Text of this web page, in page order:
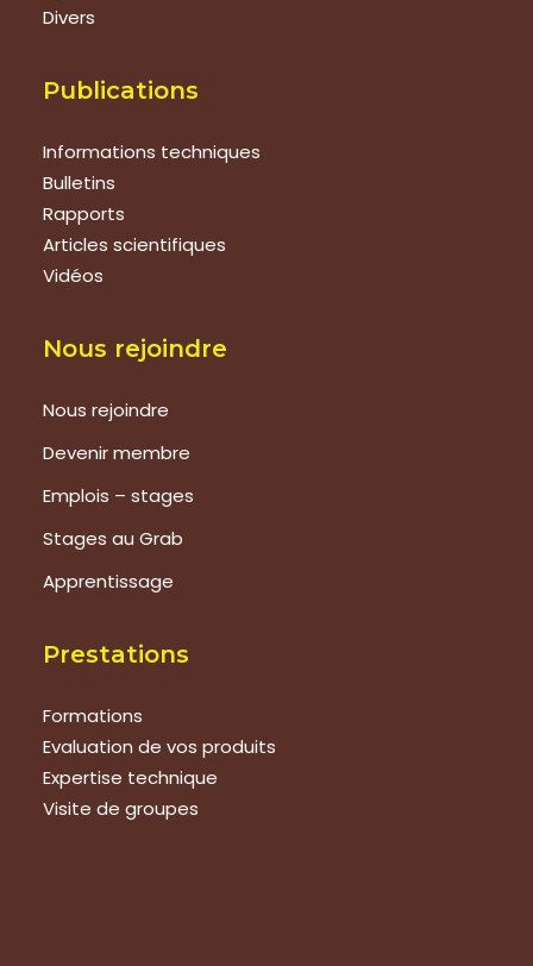
Divers
Publications
Informations techniques
Bulletins
Rapports
Articles scientifiques
Vidéos
Nous rejoindre
Nous rejoindre
Devenir membre
Emplois – stages
Stages au Grab
Apprentissage
Prestations
Formations
Evaluation de vos produits
Expertise technique
Visite de groupes